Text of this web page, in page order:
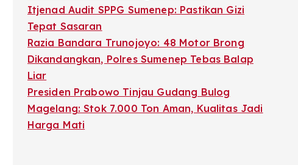
Itjenad Audit SPPG Sumenep: Pastikan Gizi
Tepat Sasaran
Razia Bandara Trunojoyo: 48 Motor Brong
Dikandangkan, Polres Sumenep Tebas Balap
Liar
Presiden Prabowo Tinjau Gudang Bulog
Magelang: Stok 7.000 Ton Aman, Kualitas Jadi
Harga Mati